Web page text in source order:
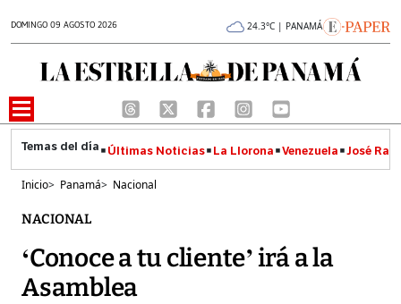
DOMINGO 09 AGOSTO 2026 24.3°C | PANAMÁ
Últimas Noticias La Llorona Venezuela José
Inicio> Panamá> Nacional
NACIONAL
‘Conoce a tu cliente’ irá a la
Asamblea